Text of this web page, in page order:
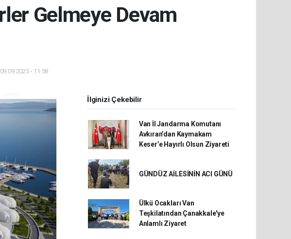
Gelmeye Devam
- 11:58
İlginizi Çekebilir
Van İl Jandarma Komutanı
Avkıran’dan Kaymakam
Keser’e Hayırlı Olsun Ziyareti
GÜNDÜZ AİLESİNİN ACI GÜNÜ
Ülkü Ocakları Van
Teşkilatından Çanakkale'ye
Anlamlı Ziyaret